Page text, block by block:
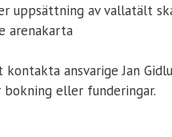
uppsättning av vallatält
arenakarta
ansvarige Jan
eller funderingar.